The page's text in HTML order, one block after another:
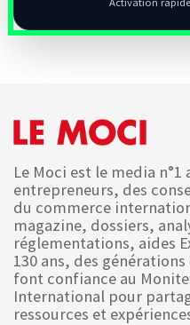
Le Moci est le media n°1
entrepreneurs, des
du commerce
magazine, dossiers,
réglementations, aides
130 ans, des
font confiance au
International pour
ressources et